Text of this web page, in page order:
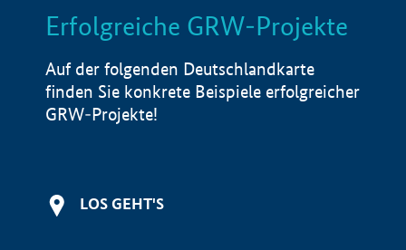
LISTE Info
Erfolgreiche GRW-Projekte
Auf der folgenden Deutschlandkarte
finden Sie konkrete Beispiele erfolgreicher
GRW-Projekte!
LOS GEHT'S